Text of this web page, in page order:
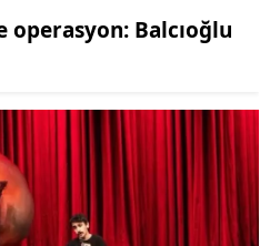
Balcıoğlu